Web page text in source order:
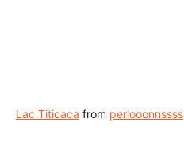
Lac Titicaca from perlooonnssss